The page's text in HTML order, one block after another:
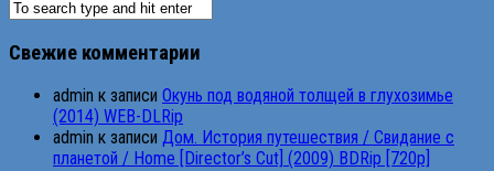
Свежие комментарии
admin к записи Окунь под водяной толщей в глухозимье
(2014) WEB-DLRip
admin к записи Дом. История путешествия / Свидание с
планетой / Home [Director’s Cut] (2009) BDRip [720p]